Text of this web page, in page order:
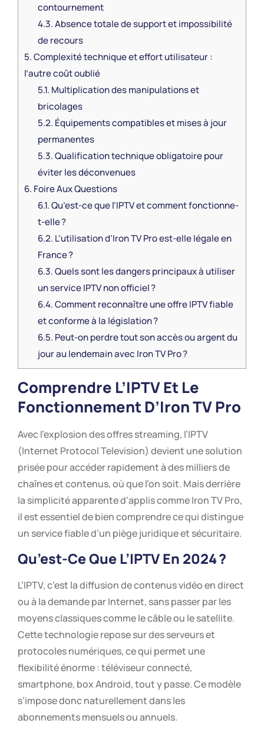
contournement
4.3.Absence totale de support et impossibilité
de recours
5.Complexité technique et effort utilisateur :
l’autre coût oublié
5.1. Multiplication des manipulations et
bricolages
5.2. Équipements compatibles et mises à jour
permanentes
5.3.Qualification technique obligatoire pour
éviter les déconvenues
6. Foire Aux Questions
6.1.Qu’est-ce que l’IPTV et comment fonctionne-
t-elle ?
6.2. L’utilisation d’Iron TV Pro est-elle légale en
France ?
6.3.Quels sont les dangers principaux à utiliser
un service IPTV non officiel ?
6.4.Comment reconnaître une offre IPTV fiable
et conforme à la législation ?
6.5. Peut-on perdre tout son accès ou argent du
jour au lendemain avec Iron TV Pro ?
Comprendre L’IPTV Et Le
Fonctionnement D’Iron TV Pro
Avec l’explosion des offres streaming, l’IPTV
(Internet Protocol Television) devient une solution
prisée pour accéder rapidement à des milliers de
chaînes et contenus, où que l’on soit. Mais derrière
la simplicité apparente d’applis comme Iron TV Pro,
il est essentiel de bien comprendre ce qui distingue
un service fiable d’un piège juridique et sécuritaire.
Qu’est-Ce Que L’IPTV En 2024 ?
L’IPTV, c’est la diffusion de contenus vidéo en direct
ou à la demande par Internet, sans passer par les
moyens classiques comme le câble ou le satellite.
Cette technologie repose sur des serveurs et
protocoles numériques, ce qui permet une
flexibilité énorme : téléviseur connecté,
smartphone, box Android, tout y passe. Ce modèle
s’impose donc naturellement dans les
abonnements mensuels ou annuels.